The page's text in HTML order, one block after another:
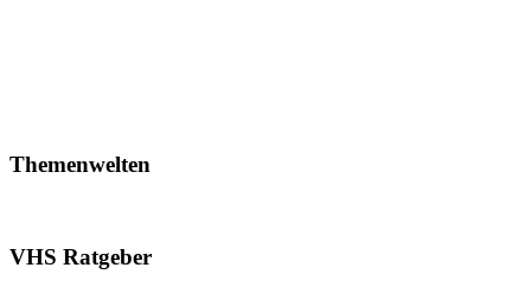
Themenwelten
VHS Ratgeber